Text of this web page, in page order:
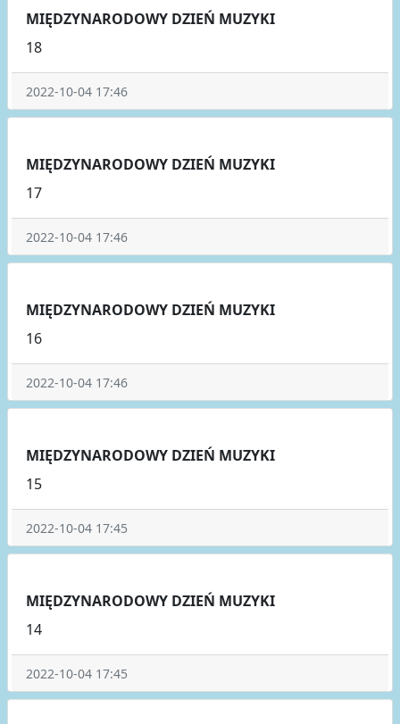
MIĘDZYNARODOWY DZIEŃ MUZYKI
18
2022-10-04 17:46
MIĘDZYNARODOWY DZIEŃ MUZYKI
17
2022-10-04 17:46
MIĘDZYNARODOWY DZIEŃ MUZYKI
16
2022-10-04 17:46
MIĘDZYNARODOWY DZIEŃ MUZYKI
15
2022-10-04 17:45
MIĘDZYNARODOWY DZIEŃ MUZYKI
14
2022-10-04 17:45